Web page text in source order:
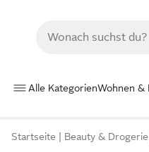
Alle KategorienWohnen &
Startseite Beauty & Drogerie